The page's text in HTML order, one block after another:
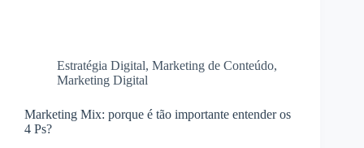
Estratégia Digital, Marketing de Conteúdo,
Marketing Digital
Marketing Mix: porque é tão importante entender os
4 Ps?